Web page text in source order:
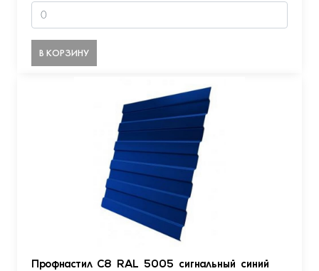
В КОРЗИНУ
Профнастил С8 RAL 5005 сигнальный синий